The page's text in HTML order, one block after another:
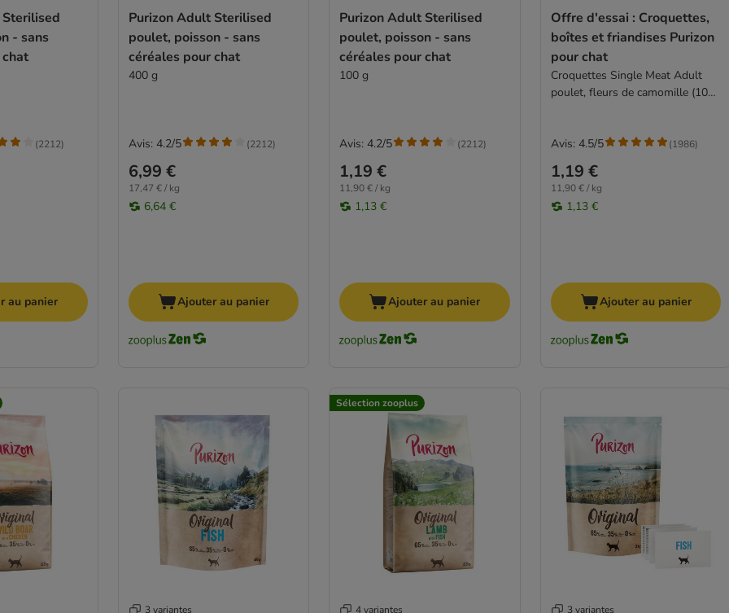
- sans
(2212)
au panier
Purizon Adult Sterilised
poulet, poisson - sans
céréales pour chat
400 g
6,99 €
17,47 € / kg
6,64 €
Avis: 4.2/5 (2212)
Ajouter au panier
Purizon Adult Sterilised
poulet, poisson - sans
céréales pour chat
100 g
1,19 €
11,90 € / kg
1,13 €
Avis: 4.2/5 (2212)
Ajouter au panier
Offre d'essai : Croquettes,
boîtes et friandises Purizon
pour chat
Croquettes Single Meat Adult
poulet, fleurs de camomille (100
1,19 €
11,90 € / kg
1,13 €
Avis: 4.5/5 (1986)
Ajouter au panier
3 variantes
Sélection zooplus
4 variantes 3 variantes